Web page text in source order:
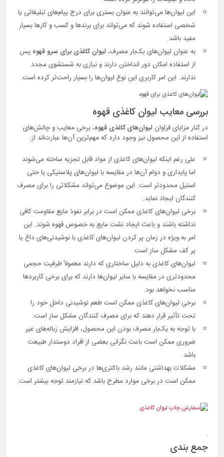
این لیوان‌ها می‌توانند به عنوان بستری برای درج پیام‌های تبلیغاتی یا
شخصی استفاده شوند که می‌تواند برای برندها و کسب و کارها بسیار
مفید باشد.
به عنوان لیوان‌های یک‌بار مصرف، ليوان كاغذی برای سرو قهوه پس
از استفاده امکان دور انداختن دارند و نیازی به شستشوی مجدد
ندارند. این امر کاربری این نوع لیوان‌ها را بسیار راحت‌تر کرده است.
بررسی معايب ليوان كاغذی قهوه
در کنار مزایای فراوان لیوان‌های کاغذی قهوه، برخی معایب و چالش‌های
استفاده از این محصول نیز وجود دارد که مهم‌ترین آن‌ها عبارت‌اند از:
علی رغم اینکه لیوان‌های کاغذی از مواد قابل تجزیه ساخته می‌شوند
اما پایداری و دوام آن‌ها در مقایسه با لیوان‌های پلاستیکی یا حتی
استیل محدودتر است. این موضوع می‌تواند مشکلاتی را برای مصرف
کنندگان ایجاد نماید.
برخی لیوان‌های کاغذی ممکن است در برابر نفوذ مایع مقاومت کافی
نداشته باشند و باعث ایجاد نشت مایع به خصوص قهوه شوند. این
امر به ویژه در زمان پر کردن لیوان‌های کاغذی با نوشیدنی‌های داغ یا
پر کف مشکل ساز است.
لیوان‌های کاغذی به دلیل ساختاری که دارند معمولاً ظرفیت حجمی
محدودتری در مقایسه با سایر لیوان‌ها دارند که برای برخی کاربردها
مناسب نخواهد بود.
برخی لیوان‌های کاغذی ممکن است طعم نوشیدنی داخل خود را
تحت تأثیر قرار دهند که برای مصرف کنندگان مشکل ساز است.
با توجه به یک‌بار مصرف بودن این محصول، افزایش زباله‌های غیر
ضروری ممکن است باعث نگرانی بعضی از افراد دوستدار طبیعت
باشد.
مشکلات بهداشتی مانند رشد باکتری‌ها در برخی لیوان‌های کاغذی
ممکن است در برخی موارد مطرح باشد که نیازمند توجه بیشتر است.
جمع بندی